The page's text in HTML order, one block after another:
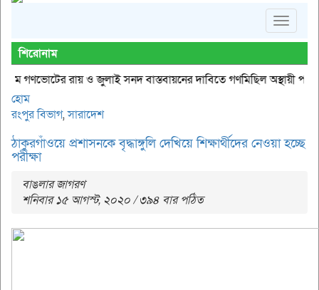
Toggle
শিরোনাম
গণভোটের রায় ও জুলাই সনদ বাস্তবায়নের দাবিতে গণমিছিলঅস্থায়ী পাবলিক
হোম
রংপুর বিভাগ,সারাদেশ
ঠাকুরগাঁওয়ে প্রশাসনকে বৃদ্ধাঙ্গুলি দেখিয়ে শিক্ষার্থীদের নেওয়া হচ্ছে
পরীক্ষা
বাঙলার জাগরণ
শনিবার ১৫ আগস্ট, ২০২০ / ৩৯৪ বার পঠিত